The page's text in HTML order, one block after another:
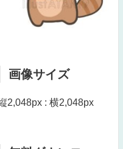
画像サイズ
2,048px : 横2,048px